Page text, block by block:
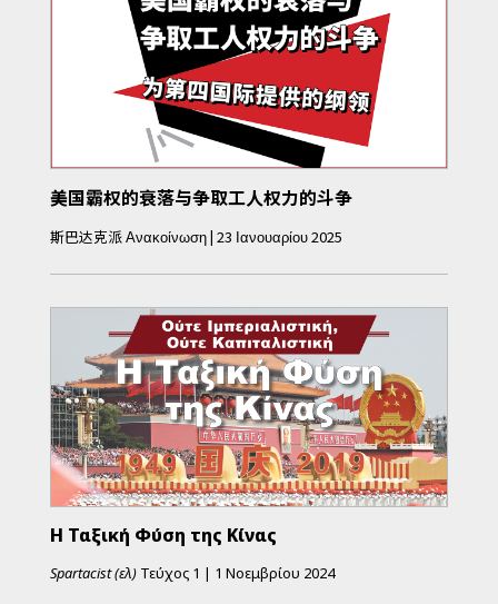
美国霸权的衰落与争取工人权力的斗争
斯巴达克派Ανακοίνωση| 23 Ιανουαρίου 2025
Η Ταξική Φύση της Κίνας
Spartacist (ελ)Τεύχος 1 | 1 Νοεμβρίου 2024